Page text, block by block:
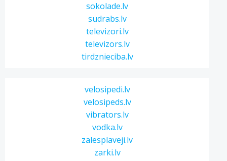
sokolade.lv
sudrabs.lv
televizori.lv
televizors.lv
tirdznieciba.lv
velosipedi.lv
velosipeds.lv
vibrators.lv
vodka.lv
zalesplaveji.lv
zarki.lv